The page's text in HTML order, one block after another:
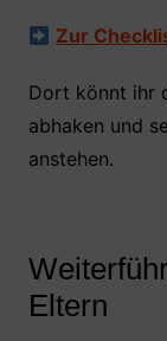
Zur
Dort könnt ihr
abhaken und
anstehen.
Eltern